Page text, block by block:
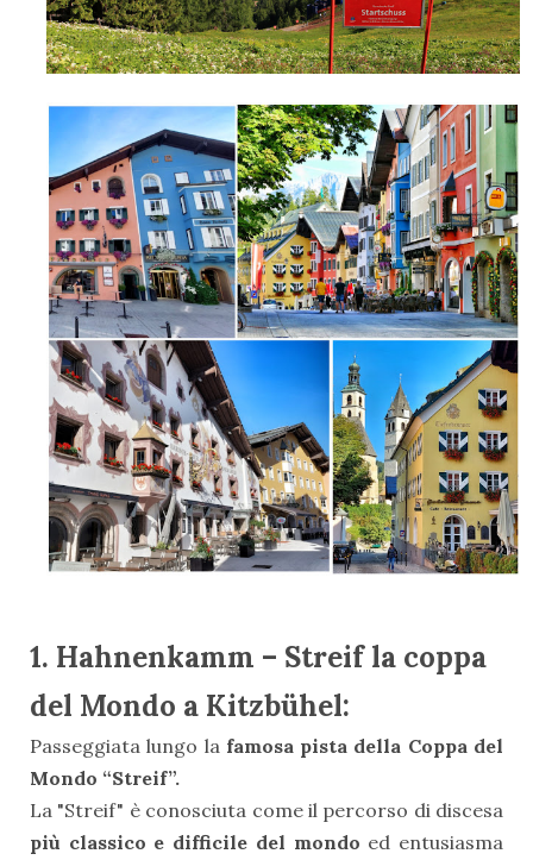
1. Hahnenkamm – Streif la coppa
del Mondo a Kitzbühel:
Passeggiata lungo la famosa pista della Coppa del
Mondo “Streif”.
La "Streif" è conosciuta come il percorso di discesa
più classico e difficile del mondo ed entusiasma